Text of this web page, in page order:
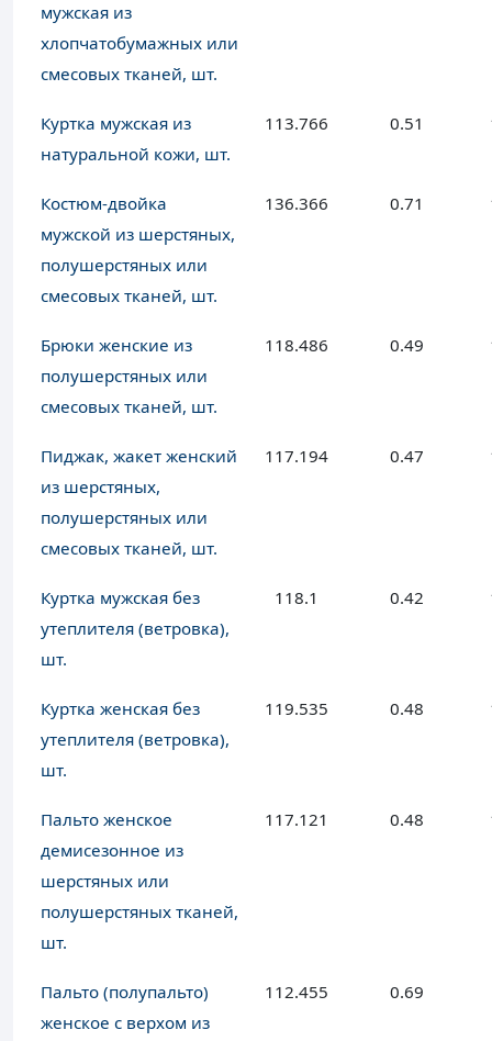
мужская из
хлопчатобумажных или
смесовых тканей, шт.
Куртка мужская из
натуральной кожи, шт.
113.766 0.51
Костюм-двойка
мужской из шерстяных,
полушерстяных или
смесовых тканей, шт.
136.366 0.71
Брюки женские из
полушерстяных или
смесовых тканей, шт.
118.486 0.49
Пиджак, жакет женский
из шерстяных,
полушерстяных или
смесовых тканей, шт.
117.194 0.47
Куртка мужская без
утеплителя (ветровка),
шт.
118.1 0.42
Куртка женская без
утеплителя (ветровка),
шт.
119.535 0.48
Пальто женское
демисезонное из
шерстяных или
полушерстяных тканей,
шт.
117.121 0.48
Пальто (полупальто)
женское с верхом из
112.455 0.69